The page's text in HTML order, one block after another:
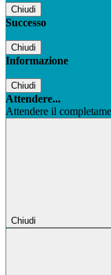
Chiudi
Successo
Chiudi
Informazione
Chiudi
Attendere...
Attendere il
Chiudi